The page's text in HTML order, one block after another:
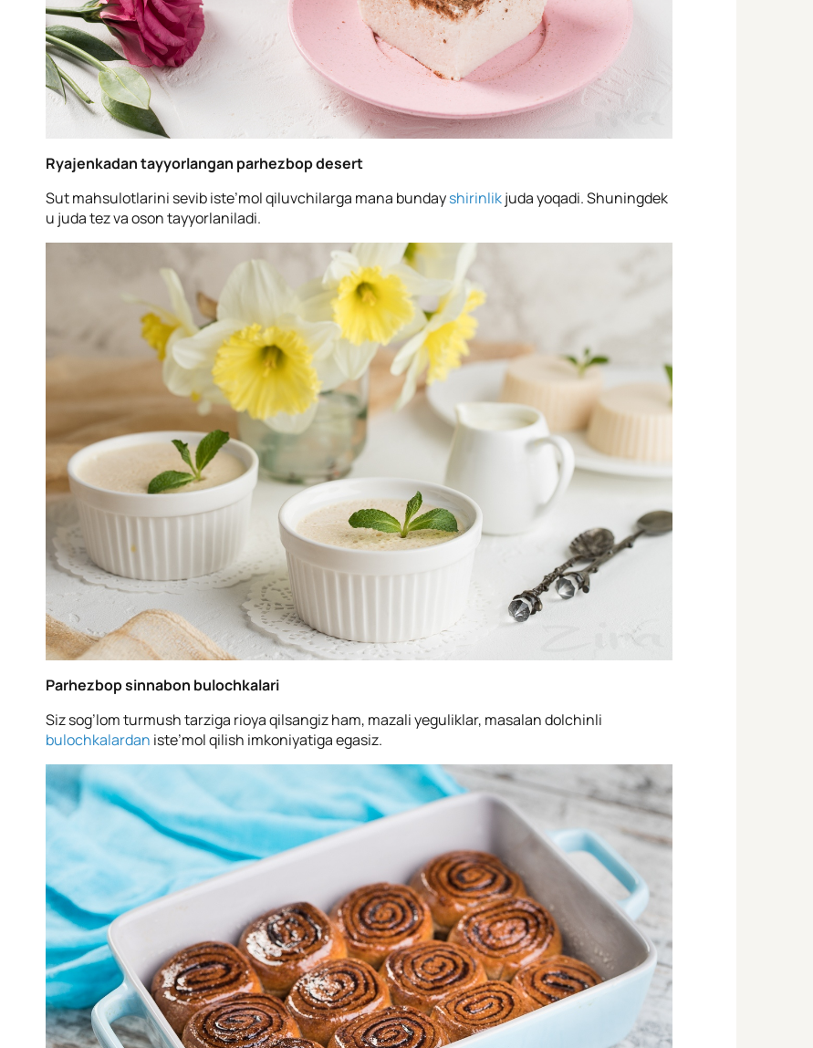
Ryajenkadan tayyorlangan parhezbop desert
Sut mahsulotlarini sevib iste’mol qiluvchilarga mana bundayshirinlikjuda yoqadi. Shuningdek
u juda tez va oson tayyorlaniladi.
Parhezbop sinnabon bulochkalari
Siz sog’lom turmush tarziga rioya qilsangiz ham, mazali yeguliklar, masalan dolchinli
bulochkalardan iste’mol qilish imkoniyatiga egasiz.